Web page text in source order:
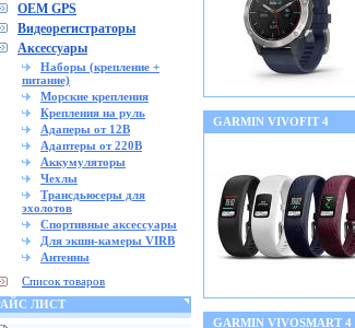
OEM GPS
Видеорегистраторы
Аксессуары
Наборы (крепление +
питание)
Морские крепления
Крепления на руль
Адаперы от 12В
Адаптеры от 220В
Аккумуляторы
Чехлы
Трансдьюсеры для
эхолотов
Спортивные аксессуары
Для экшн-камеры VIRB
Антенны
Список товаров
ЛИСТ
GARMIN VIVOFIT 4
GARMIN VIVOSMART 4